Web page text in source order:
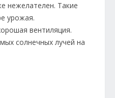
нежелателен. Такие
урожая.
вентиляция.
солнечных лучей на